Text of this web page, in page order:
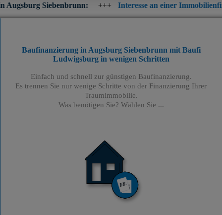
+++ Interesse an einer Immobilienfinanzierung?
Baufinanzierung in Augsburg Siebenbrunn mit Baufi
Ludwigsburgin wenigen Schritten
Einfach und schnell zur günstigen Baufinanzierung.
Es trennen Sie nur wenige Schritte von der Finanzierung Ihrer
Traumimmobilie.
Was benötigen Sie? Wählen Sie ...